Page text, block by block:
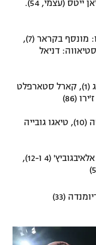
לבראגה: ריאן ייטס (עצמי, 54).
לדינמו: מונסף בקראר (7),
ו-71), סנדרו קולנוביץ' (90+3). לסטיאווה: דניאל
לסלטה: וויליוט סוודברג (1), קארל סטארפלט
לניס: שארל ואנהוטה (10), טיאגו גובייה
לזלצבורג: קרים אלאיבגוביץ' (4 ו-12),
(33)